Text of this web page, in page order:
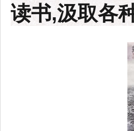
读书,汲取各